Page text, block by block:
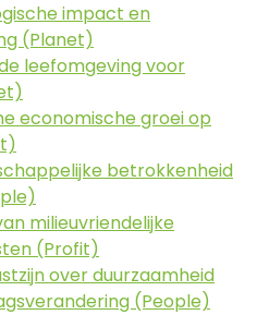
impact en
(Planet)
leefomgeving voor
economische groei op
betrokkenheid
milieuvriendelijke
(Profit)
over duurzaamheid
(People)